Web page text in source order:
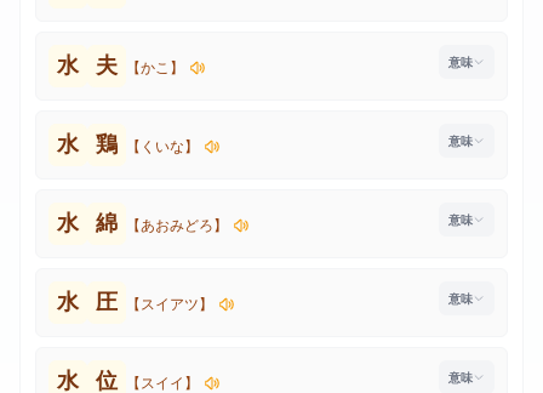
水 夫 【かこ】
水 鶏 【くいな】
水 綿 【あおみどろ】
水 圧 【スイアツ】
水 位 【スイイ】